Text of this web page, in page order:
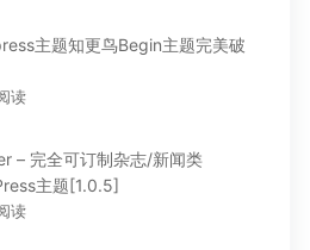
主题知更鸟Begin主题完美破
读
– 完全可订制杂志/新闻类
主题[1.0.5]
读